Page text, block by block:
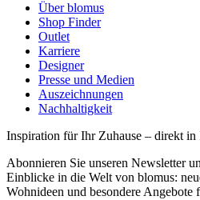
Über blomus
Shop Finder
Outlet
Karriere
Designer
Presse und Medien
Auszeichnungen
Nachhaltigkeit
Inspiration für Ihr Zuhause – direkt in
Abonnieren Sie unseren Newsletter
Einblicke in die Welt von blomus:
Wohnideen und besondere Angebote